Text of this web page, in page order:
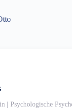
| Psychologische